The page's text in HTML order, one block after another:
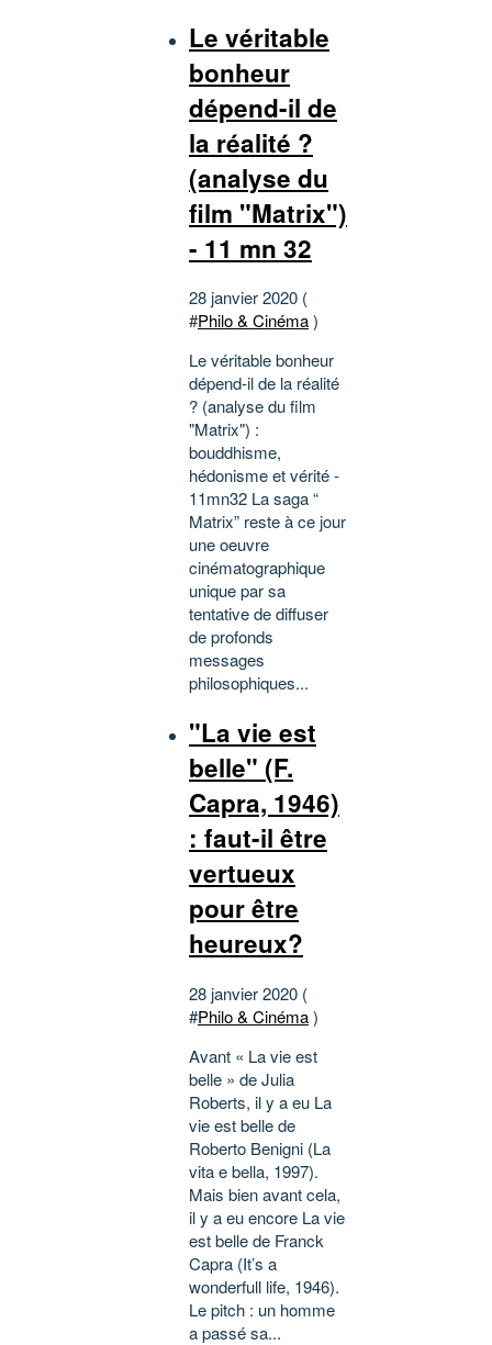
Le véritable
bonheur
dépend-il de
la réalité ?
(analyse du
film "Matrix")
- 11 mn 32
28 janvier 2020 (
#Philo & Cinéma)
Le véritable bonheur
dépend-il de la réalité
? (analyse du film
"Matrix") :
bouddhisme,
hédonisme et vérité -
11mn32 La saga “
Matrix” reste à ce jour
une oeuvre
cinématographique
unique par sa
tentative de diffuser
de profonds
messages
philosophiques...
"La vie est
belle" (F.
Capra, 1946)
: faut-il être
vertueux
pour être
heureux?
28 janvier 2020 (
#Philo & Cinéma)
Avant « La vie est
belle » de Julia
Roberts, il y a eu La
vie est belle de
Roberto Benigni (La
vita e bella, 1997).
Mais bien avant cela,
il y a eu encore La vie
est belle de Franck
Capra (It’s a
wonderfull life, 1946).
Le pitch : un homme
a passé sa...